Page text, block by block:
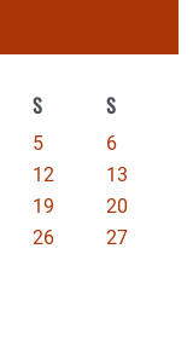
S S
5
6
12
13
19
20
26
27